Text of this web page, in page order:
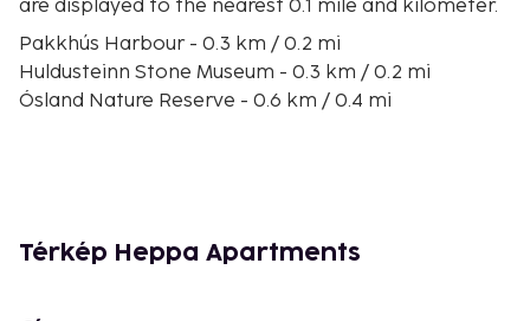
are displayed to the nearest 0.1 mile and kilometer.
Pakkhús Harbour - 0.3 km / 0.2 mi
Huldusteinn Stone Museum - 0.3 km / 0.2 mi
Ósland Nature Reserve - 0.6 km / 0.4 mi
Free self parking is available onsite.
Térkép Heppa Apartments